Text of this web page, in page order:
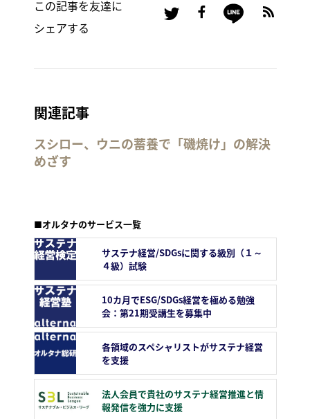
この記事を友達に
シェアする
関連記事
スシロー、ウニの蓄養で「磯焼け」の解決
めざす
■オルタナのサービス一覧
サステナ経営/SDGsに関する級別（１～
４級）試験
10カ月でESG/SDGs経営を極める勉強
会：第21期受講生を募集中
各領域のスペシャリストがサステナ経営
を支援
法人会員で貴社のサステナ経営推進と情
報発信を強力に支援